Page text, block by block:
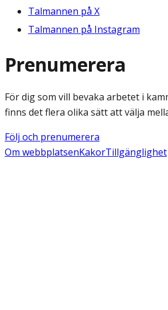
Talmannen på X
Talmannen på Instagram
Prenumerera
För dig som vill bevaka arbetet i
finns det flera olika sätt att välja
Följ och prenumerera
Om webbplatsenKakorTillgänglighet